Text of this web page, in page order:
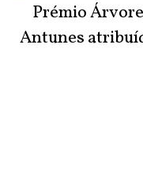
Prémio
Antunes